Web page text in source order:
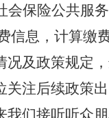
会保险公共服
信息，计算缴
况及政策规定
关注后续政策
我们接听听众